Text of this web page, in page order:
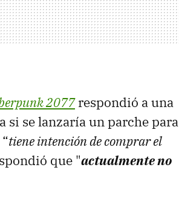
2077respondió a una
si se lanzaría un parche para
tiene intención de comprar el
que "actualmente no